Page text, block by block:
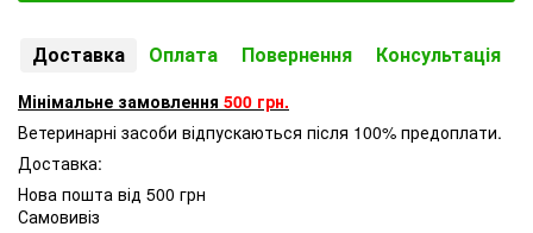
Доставка Оплата Повернення Консультація
Мінімальне замовлення 500 грн.
Ветеринарні засоби відпускаються після 100% предоплати.
Доставка:
Нова пошта від 500 грн
Самовивіз